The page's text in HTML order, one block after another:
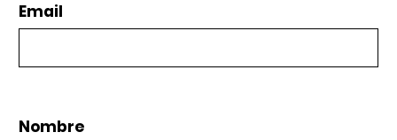
Email
Nombre